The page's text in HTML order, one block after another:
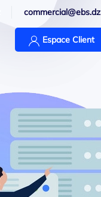
commercial@ebs.dz
Espace Client